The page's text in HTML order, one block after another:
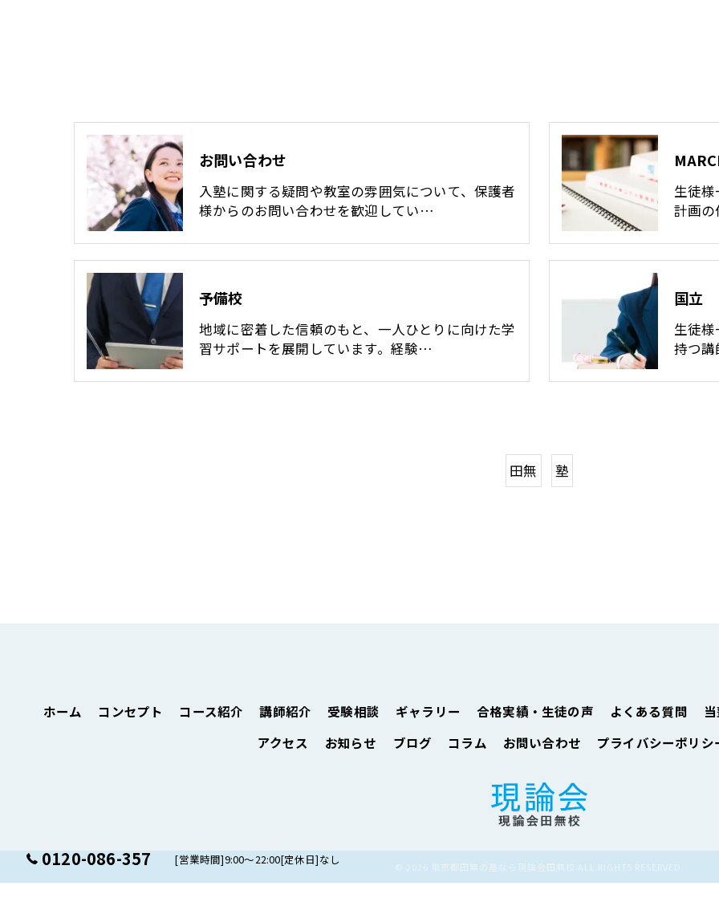
お問い合わせ
入塾に関する疑問や教室の雰囲気について、保護者
様からのお問い合わせを歓迎してい…
生徒
計画
予備校
地域に密着した信頼のもと、一人ひとりに向けた学
習サポートを展開しています。経験…
国立
生徒
持つ
田無 塾
0120-086-357 [営業時間]9:00～22:00[定休日]なし
ホーム コンセプト コース紹介 講師紹介 受験相談 ギャラリー 合格実績・生徒の声 よくある質問
アクセス
お知らせ ブログ コラム お問い合わせ プライバシーポリシ
© 2026 東京都田無の塾なら現論会田無校 ALL RIGHTS RESERVED.